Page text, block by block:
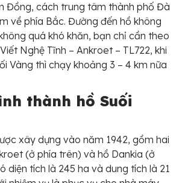
Đồng, cách trung tâm thành phố Đà
về phía Bắc. Đường đến hồ không
quá khó khăn, bạn chỉ cần theo
Nghệ Tĩnh – Ankroet – TL722, khi
Vàng thì chạy khoảng 3 – 4 km nữa
thành hồ Suối
xây dựng vào năm 1942, gồm hai
(ở phía trên) và hồ Dankia (ở
diện tích là 245 ha và dung tích là 21